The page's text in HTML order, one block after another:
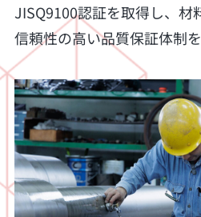
JISQ9100認証を取得し、材
信頼性の高い品質保証体制を